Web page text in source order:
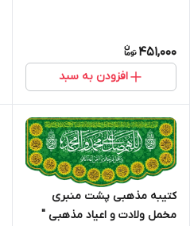
451,000
افزودن به سبد
کتیبه مذهبی پشت منبری
مخمل ولادت و اعیاد مذهبی "